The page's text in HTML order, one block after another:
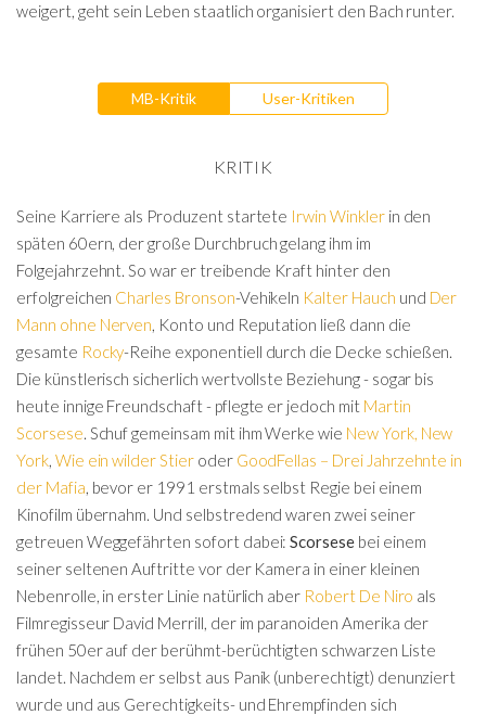
weigert, geht sein Leben staatlich organisiert den Bach runter.
MB-Kritik User-Kritiken
KRITIK
Seine Karriere als Produzent startete Irwin Winklerin den
späten 60ern, der große Durchbruch gelang ihm im
Folgejahrzehnt. So war er treibende Kraft hinter den
erfolgreichen Charles Bronson-Vehikeln Kalter Hauch und Der
Mann ohne Nerven , Konto und Reputation ließ dann die
gesamte Rocky-Reihe exponentiell durch die Decke schießen.
Die künstlerisch sicherlich wertvollste Beziehung - sogar bis
heute innige Freundschaft - pflegte er jedoch mit Martin
Scorsese . Schuf gemeinsam mit ihm Werke wie New York, New
York, Wie ein wilder Stieroder GoodFellas – Drei Jahrzehnte in
der Mafia , bevor er 1991 erstmals selbst Regie bei einem
Kinofilm übernahm. Und selbstredend waren zwei seiner
getreuen Weggefährten sofort dabei:Scorsese bei einem
seiner seltenen Auftritte vor der Kamera in einer kleinen
Nebenrolle, in erster Linie natürlich aber Robert De Niro als
Filmregisseur David Merrill, der im paranoiden Amerika der
frühen 50er auf der berühmt-berüchtigten schwarzen Liste
landet. Nachdem er selbst aus Panik (unberechtigt) denunziert
wurde und aus Gerechtigkeits- und Ehrempfinden sich